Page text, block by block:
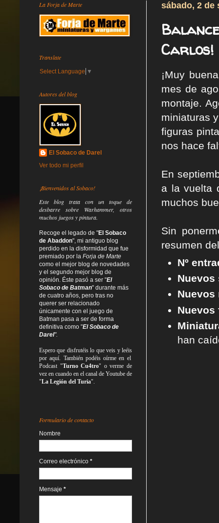
sábado, 2 de
Carlos!
¡Muy
mes de
montaje.
miniaturas
figuras
nos hace
En
a la vuelta
muchos
Sin
resumen
Nº
Nuevos
Nuevos
Nuevos
han
La Forja de Marte
Translate
Select Language ▼
Autores del blog
El Sobaco de Darel
Ver todo mi perfil
¡Bienvenidos al Sobaco!
Este blog trata con un toque de
desbarre sobre Warhammer, otros
muchos juegos y pintura.
Recoge el legado de "El Sobaco
de Abaddon", mi antiguo blog
perdido en la disformidad que fue
premiado por la Forja de Marte
como el mejor blog de novedades
y el segundo mejor blog de
opinión. Éste pasó a ser "El
Sobaco de Batman" durante más
de cuatro años, pero tras no
querer ser relacionado
únicamente con el juego de
Batman pasa a ser de forma
definitiva como "El Sobaco de
Darel".
Espero que disfrutéis lo queveis yleéis
por aquí. También podéis oírme en el
Podcast "Turno Cu4tro" o verme de
vez en cuando en el canal de Youtube de
"La Legión del Turia".
Formulario de contacto
Nombre
Correo electrónico *
Mensaje *